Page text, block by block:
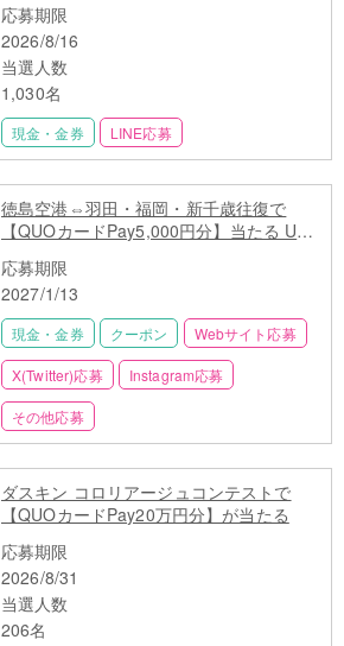
応募期限
2026/8/16
当選人数
1,030名
現金・金券 LINE応募
徳島空港⇔羽田・福岡・新千歳往復で
【QUOカードPay5,000円分】当たる U29
応募期限
2027/1/13
現金・金券 クーポン Webサイト応募
X(Twitter)応募 Instagram応募
その他応募
ダスキン コロリアージュコンテストで
【QUOカードPay20万円分】が当たる
応募期限
2026/8/31
当選人数
206名